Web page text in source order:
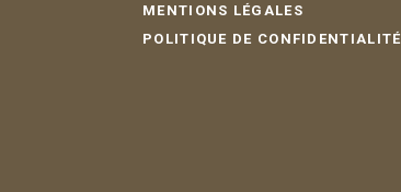
MENTIONS LÉGALES
POLITIQUE DE CONFIDENTIALITÉ